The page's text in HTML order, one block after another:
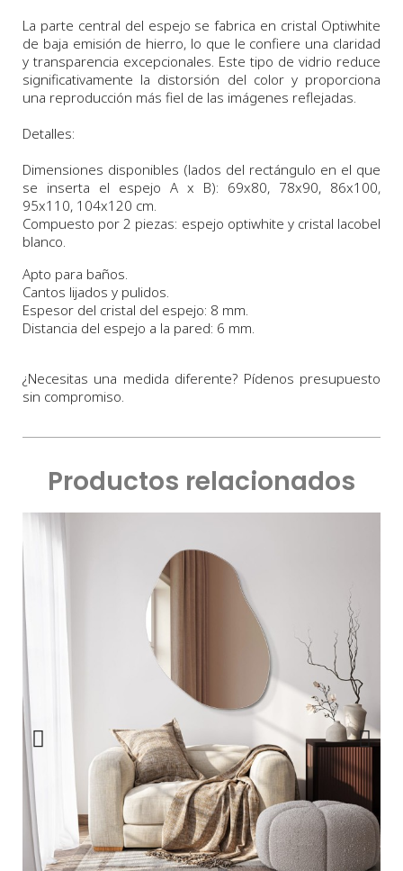
La parte central del espejo se fabrica en cristal Optiwhite
de baja emisión de hierro, lo que le confiere una claridad
y transparencia excepcionales. Este tipo de vidrio reduce
significativamente la distorsión del color y proporciona
una reproducción más fiel de las imágenes reflejadas.
Detalles:
Dimensiones disponibles (lados del rectángulo en el que
se inserta el espejo A x B): 69x80, 78x90, 86x100,
95x110, 104x120 cm.
Compuesto por 2 piezas: espejo optiwhite y cristal lacobel
blanco.
Apto para baños.
Cantos lijados y pulidos.
Espesor del cristal del espejo: 8 mm.
Distancia del espejo a la pared: 6 mm.
¿Necesitas una medida diferente? Pídenos presupuesto
sin compromiso.
Productos relacionados